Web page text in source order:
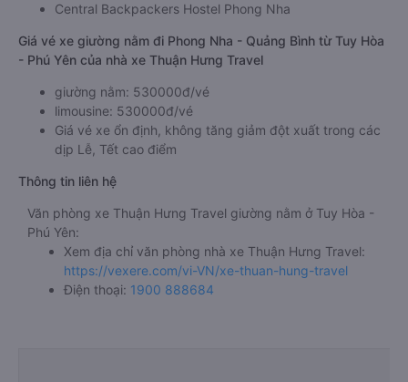
Central Backpackers Hostel Phong Nha
Giá vé xe giường nằm đi Phong Nha - Quảng Bình từ Tuy Hòa
- Phú Yên của nhà xe Thuận Hưng Travel
giường nằm: 530000đ/vé
limousine: 530000đ/vé
Giá vé xe ổn định, không tăng giảm đột xuất trong các
dịp Lễ, Tết cao điểm
Thông tin liên hệ
Văn phòng xe Thuận Hưng Travel giường nằm ở Tuy Hòa -
Phú Yên:
Xem địa chỉ văn phòng nhà xe Thuận Hưng Travel:
https://vexere.com/vi-VN/xe-thuan-hung-travel
Điện thoại: 1900 888684